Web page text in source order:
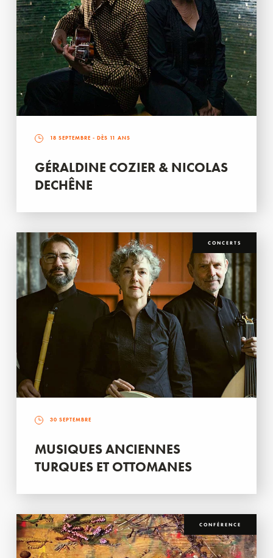
18 SEPTEMBRE - DÈS 11 ANS
GÉRALDINE COZIER & NICOLAS
DECHÊNE
CONCERTS
30 SEPTEMBRE
MUSIQUES ANCIENNES
TURQUES ET OTTOMANES
CONFÉRENCE